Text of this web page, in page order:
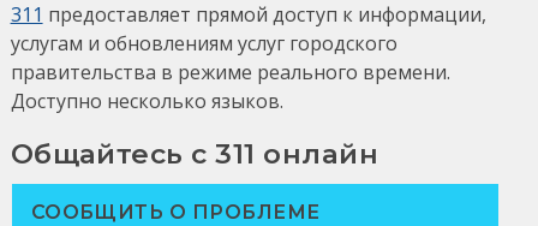
311 предоставляет прямой доступ к информации,
услугам и обновлениям услуг городского
правительства в режиме реального времени.
Доступно несколько языков.
Общайтесь с 311 онлайн
СООБЩИТЬ О ПРОБЛЕМЕ